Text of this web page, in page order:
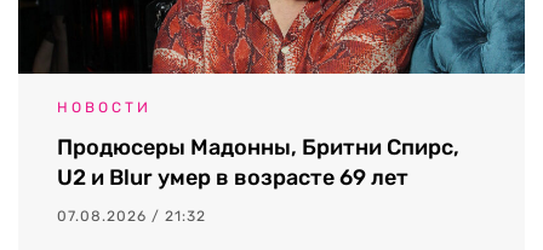
НОВОСТИ
Продюсеры Мадонны, Бритни Спирс,
U2 и Blur умер в возрасте 69 лет
07.08.2026 / 21:32